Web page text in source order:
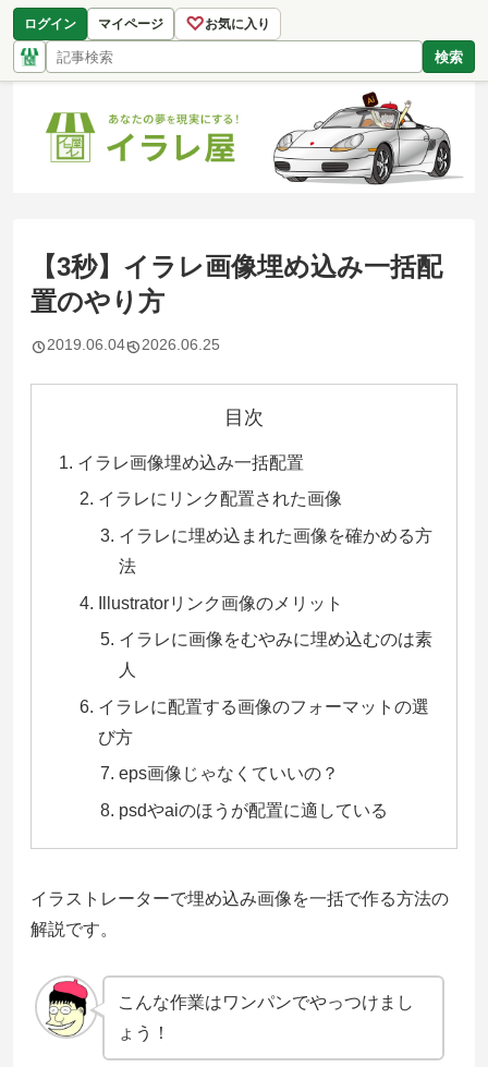
ログイン マイページ ♡お気に入り
検索
【3秒】イラレ画像埋め込み一括配
置のやり方
2019.06.04 2026.06.25
目次
イラレ画像埋め込み一括配置
イラレにリンク配置された画像
イラレに埋め込まれた画像を確かめる方
法
Illustratorリンク画像のメリット
イラレに画像をむやみに埋め込むのは素
人
イラレに配置する画像のフォーマットの選
び方
eps画像じゃなくていいの？
psdやaiのほうが配置に適している
イラストレーターで埋め込み画像を一括で作る方法の
解説です。
こんな作業はワンパンでやっつけまし
ょう！